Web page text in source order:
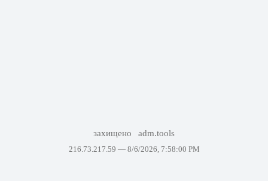
захищено adm.tools
216.73.217.59 — 8/6/2026, 7:58:00 PM